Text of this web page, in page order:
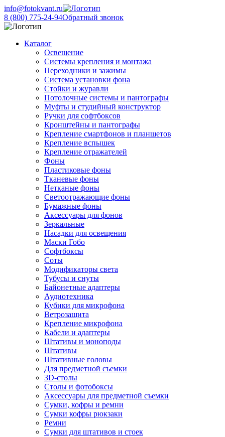
info@fotokvant.ru
8 (800) 775-24-94Обратный звонок
Каталог
Освещение
Системы крепления и монтажа
Переходники и зажимы
Система установки фона
Стойки и журавли
Потолочные системы и пантографы
Муфты и студийный конструктор
Ручки для софтбоксов
Кронштейны и пантографы
Крепление смартфонов и планшетов
Крепление вспышек
Крепление отражателей
Фоны
Пластиковые фоны
Тканевые фоны
Нетканые фоны
Светоотражающие фоны
Бумажные фоны
Аксессуары для фонов
Зеркальные
Насадки для освещения
Маски Гобо
Софтбоксы
Соты
Модификаторы света
Тубусы и снуты
Байонетные адаптеры
Аудиотехника
Кубики для микрофона
Ветрозащита
Крепление микрофона
Кабели и адаптеры
Штативы и моноподы
Штативы
Штативные головы
Для предметной съемки
3D-столы
Столы и фотобоксы
Аксессуары для предметной съемки
Сумки, кофры и ремни
Сумки кофры рюкзаки
Ремни
Сумки для штативов и стоек